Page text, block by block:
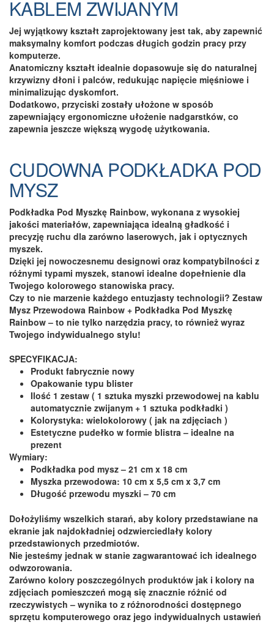
KABLEM ZWIJANYM
Jej wyjątkowy kształt zaprojektowany jest tak, aby zapewnić
maksymalny komfort podczas długich godzin pracy przy
komputerze.
Anatomiczny kształt idealnie dopasowuje się do naturalnej
krzywizny dłoni i palców, redukując napięcie mięśniowe i
minimalizując dyskomfort.
Dodatkowo, przyciski zostały ułożone w sposób
zapewniający ergonomiczne ułożenie nadgarstków, co
zapewnia jeszcze większą wygodę użytkowania.
CUDOWNA PODKŁADKA POD
MYSZ
Podkładka Pod Myszkę Rainbow, wykonana z wysokiej
jakości materiałów, zapewniająca idealną gładkość i
precyzję ruchu dla zarówno laserowych, jak i optycznych
myszek.
Dzięki jej nowoczesnemu designowi oraz kompatybilności z
różnymi typami myszek, stanowi idealne dopełnienie dla
Twojego kolorowego stanowiska pracy.
Czy to nie marzenie każdego entuzjasty technologii? Zestaw
Mysz Przewodowa Rainbow + Podkładka Pod Myszkę
Rainbow – to nie tylko narzędzia pracy, to również wyraz
Twojego indywidualnego stylu!
SPECYFIKACJA:
Produkt fabrycznie nowy
Opakowanie typu blister
Ilość 1 zestaw ( 1 sztuka myszki przewodowej na kablu
automatycznie zwijanym + 1 sztuka podkładki )
Kolorystyka: wielokolorowy ( jak na zdjęciach )
Estetyczne pudełko w formie blistra – idealne na
prezent
Wymiary:
Podkładka pod mysz – 21 cm x 18 cm
Myszka przewodowa: 10 cm x 5,5 cm x 3,7 cm
Długość przewodu myszki – 70 cm
Dołożyliśmy wszelkich starań, aby kolory przedstawiane na
ekranie jak najdokładniej odzwierciedlały kolory
przedstawionych przedmiotów.
Nie jesteśmy jednak w stanie zagwarantować ich idealnego
odwzorowania.
Zarówno kolory poszczególnych produktów jak i kolory na
zdjęciach pomieszczeń mogą się znacznie różnić od
rzeczywistych – wynika to z różnorodności dostępnego
sprzętu komputerowego oraz jego indywidualnych ustawień